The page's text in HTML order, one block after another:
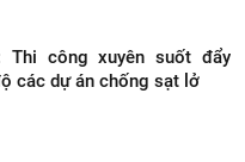
Thi công xuyên suốt đẩy
các dự án chống sạt lở